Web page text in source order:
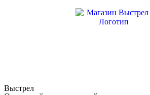
Выстрел